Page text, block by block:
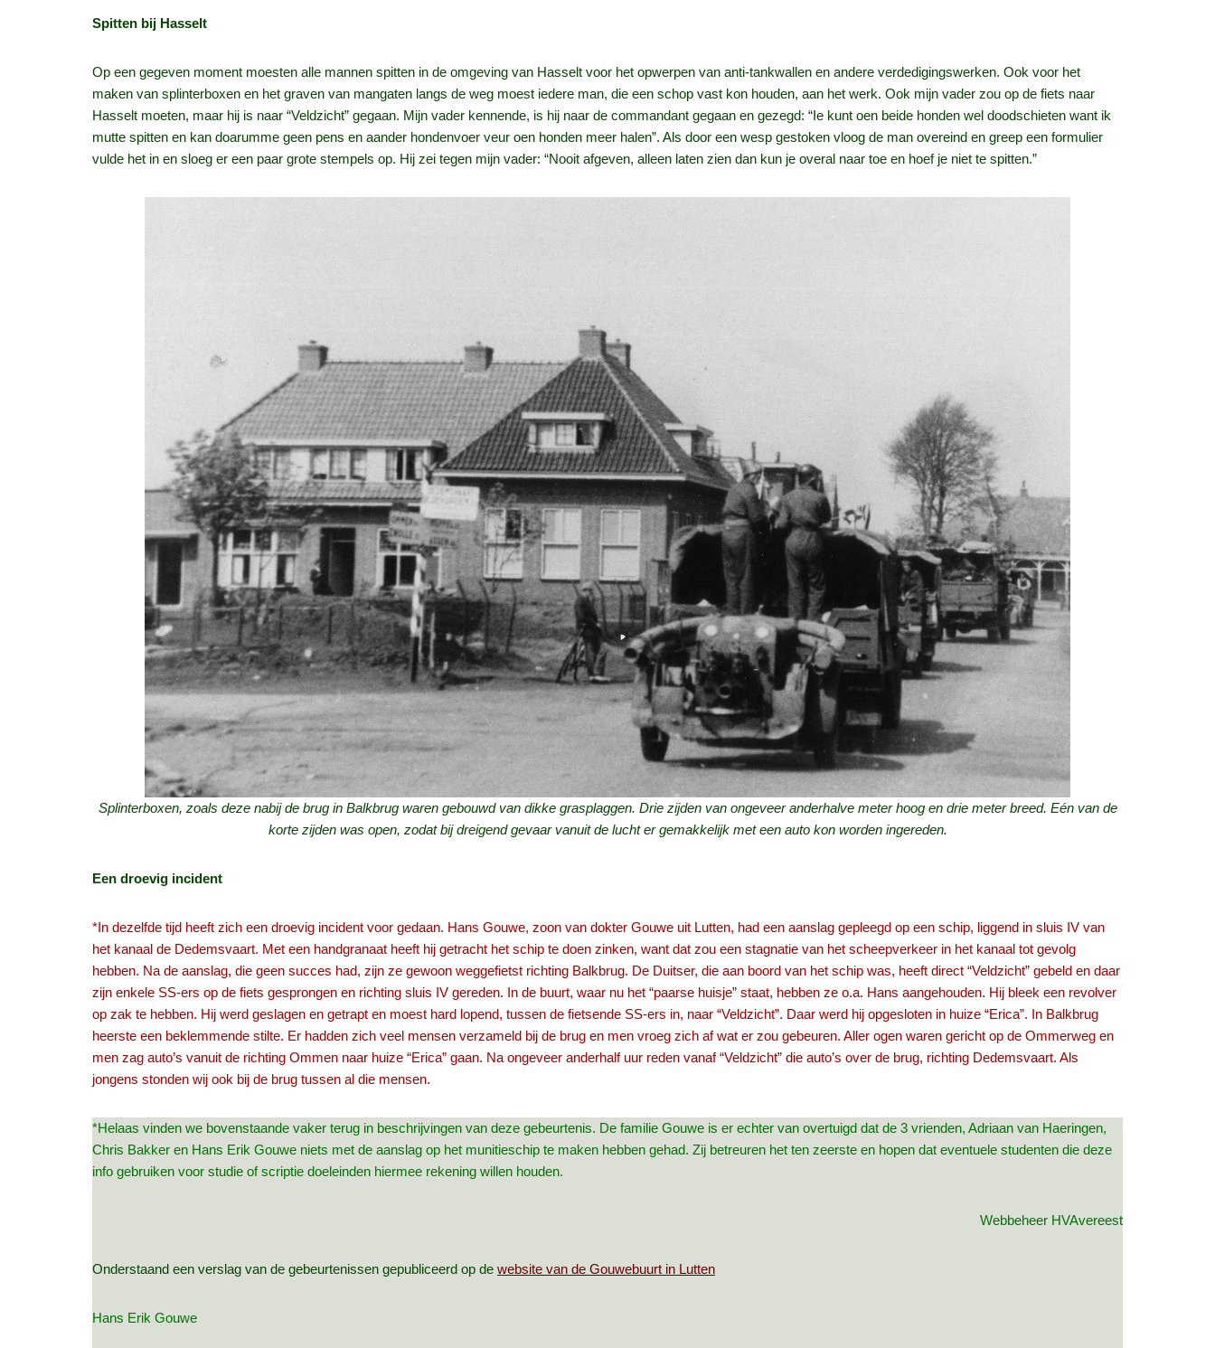
Spitten bij Hasselt
Op een gegeven moment moesten alle mannen spitten in de omgeving van Hasselt voor het opwerpen van anti-tankwallen en andere verdedigingswerken. Ook voor het
maken van splinterboxen en het graven van mangaten langs de weg moest iedere man, die een schop vast kon houden, aan het werk. Ook mijn vader zou op de fiets naar
Hasselt moeten, maar hij is naar “Veldzicht” gegaan. Mijn vader kennende, is hij naar de commandant gegaan en gezegd: “Ie kunt oen beide honden wel doodschieten want ik
mutte spitten en kan doarumme geen pens en aander hondenvoer veur oen honden meer halen”. Als door een wesp gestoken vloog de man overeind en greep een formulier
vulde het in en sloeg er een paar grote stempels op. Hij zei tegen mijn vader: “Nooit afgeven, alleen laten zien dan kun je overal naar toe en hoef je niet te spitten.”
Splinterboxen, zoals deze nabij de brug in Balkbrug waren gebouwd van dikke grasplaggen. Drie zijden van ongeveer anderhalve meter hoog en drie meter breed. Eén van de
korte zijden was open, zodat bij dreigend gevaar vanuit de lucht er gemakkelijk met een auto kon worden ingereden.
Een droevig incident
*In dezelfde tijd heeft zich een droevig incident voor gedaan. Hans Gouwe, zoon van dokter Gouwe uit Lutten, had een aanslag gepleegd op een schip, liggend in sluis IV van
het kanaal de Dedemsvaart. Met een handgranaat heeft hij getracht het schip te doen zinken, want dat zou een stagnatie van het scheepverkeer in het kanaal tot gevolg
hebben. Na de aanslag, die geen succes had, zijn ze gewoon weggefietst richting Balkbrug. De Duitser, die aan boord van het schip was, heeft direct “Veldzicht” gebeld en daar
zijn enkele SS‑ers op de fiets gesprongen en richting sluis IV gereden. In de buurt, waar nu het “paarse huisje” staat, hebben ze o.a. Hans aangehouden. Hij bleek een revolver
op zak te hebben. Hij werd geslagen en getrapt en moest hard lopend, tussen de fietsende SS‑ers in, naar “Veldzicht”. Daar werd hij opgesloten in huize “Erica”. In Balkbrug
heerste een beklemmende stilte. Er hadden zich veel mensen verzameld bij de brug en men vroeg zich af wat er zou gebeuren. Aller ogen waren gericht op de Ommerweg en
men zag auto’s vanuit de richting Ommen naar huize “Erica” gaan. Na ongeveer anderhalf uur reden vanaf “Veldzicht” die auto’s over de brug, richting Dedemsvaart. Als
jongens stonden wij ook bij de brug tussen al die mensen.
*Helaas vinden we bovenstaande vaker terug in beschrijvingen van deze gebeurtenis. De familie Gouwe is er echter van overtuigd dat de 3 vrienden, Adriaan van Haeringen,
Chris Bakker en Hans Erik Gouwe niets met de aanslag op het munitieschip te maken hebben gehad. Zij betreuren het ten zeerste en hopen dat eventuele studenten die deze
info gebruiken voor studie of scriptie doeleinden hiermee rekening willen houden.
Webbeheer HVAvereest
Onderstaand een verslag van de gebeurtenissen gepubliceerd op de website van de Gouwebuurt in Lutten
Hans Erik Gouwe